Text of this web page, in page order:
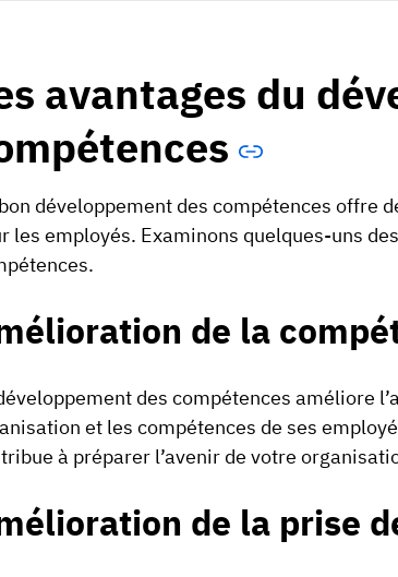
avantages du
développement des compétences offre
les employés. Examinons quelques-uns
de la
des compétences améliore
et les compétences de ses
à préparer l’avenir de votre
de la prise